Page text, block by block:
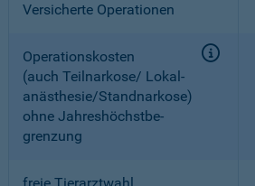
Versicherte Operationen
Operationskosten
(auch Teilnarkose/ Lokal­
anästhesie/Standnarkose)
ohne Jahreshöchstbe­
grenzung